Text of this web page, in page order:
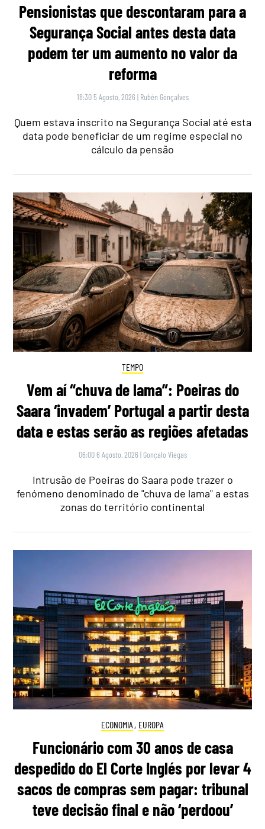
Pensionistas que descontaram para a
Segurança Social antes desta data
podem ter um aumento no valor da
reforma
18:30 5 Agosto, 2026 | Rubén Gonçalves
Quem estava inscrito na Segurança Social até esta
data pode beneficiar de um regime especial no
cálculo da pensão
TEMPO
Vem aí “chuva de lama”: Poeiras do
Saara ‘invadem’ Portugal a partir desta
data e estas serão as regiões afetadas
06:00 6 Agosto, 2026 | Gonçalo Viegas
Intrusão de Poeiras do Saara pode trazer o
fenómeno denominado de "chuva de lama" a estas
zonas do território continental
ECONOMIA , EUROPA
Funcionário com 30 anos de casa
despedido do El Corte Inglés por levar 4
sacos de compras sem pagar: tribunal
teve decisão final e não ‘perdoou’